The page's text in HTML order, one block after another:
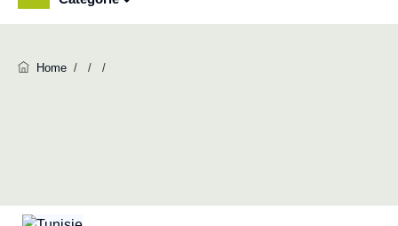
Home / / /